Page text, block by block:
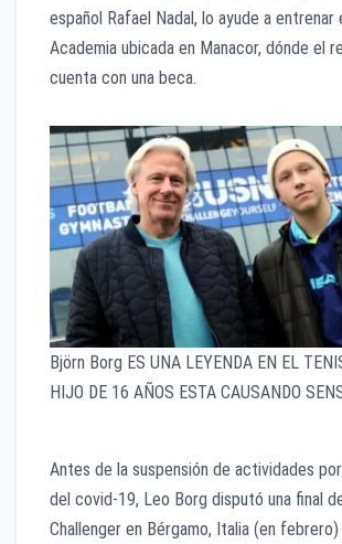
español Rafael Nadal, lo ayude a entrenar
Academia ubicada en Manacor, dónde el
cuenta con una beca.
Björn Borg ES UNA LEYENDA EN EL
HIJO DE 16 AÑOS ESTA CAUSANDO
Antes de la suspensión de actividades
del covid-19, Leo Borg disputó una final
Challenger en Bérgamo, Italia (en